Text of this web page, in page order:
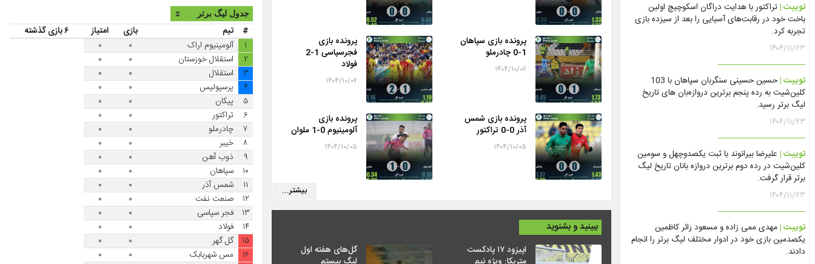
پرونده بازی سپاهان
1-0 چادرملو
۱۴۰۴/۱۰/۰۷
پرونده بازی
فجرسپاسی 1-2
فولاد
۱۴۰۴/۱۰/۰۷
پرونده بازی شمس
آذر 0-0 تراکتور
۱۴۰۴/۱۰/۰۵
پرونده بازی
آلومینیوم 0-1 ملوان
۱۴۰۴/۱۰/۰۵
بیشتر...
ببینید و بشنوید
اپیزود ۱۷ پادکست
متریکا: ویژه نیم
گل‌های هفته اول
لیگ بیستم
توییت |تراکتور با هدایت دراگان اسکوچیچ اولین
باخت خود در رقابت‌های آسیایی را بعد از سیزده بازی
تجربه کرد.
۱۴۰۴/۱۱/۲۳
توییت |
حسین حسینی سنگربان سپاهان با 103
کلین‌شیت به رده پنجم برترین دروازه‌بان های تاریخ
لیگ برتر رسید.
۱۴۰۴/۱۱/۲۳
توییت | علیرضا بیرانوند با ثبت یکصدوچهل و سومین
کلین‌شیت در رده دوم برترین دروازه بانان تاریخ لیگ
برتر قرار گرفت.
۱۴۰۴/۱۱/۲۳
توییت |مهدی ممی زاده و مسعود زائر کاظمین
یکصدمین بازی خود در ادوار مختلف لیگ برتر را انجام
دادند.
# تیم بازی امتیاز
۶ بازی گذشته
۱
آلومینیوم اراک ۰
۰
۲
استقلال خوزستان ۰
۰
۳
استقلال ۰
۰
۴
پرسپولیس ۰
۰
۵
پیکان ۰
۰
۶
تراکتور ۰
۰
۷
چادرملو ۰
۰
۸
خیبر ۰
۰
۹
ذوب آهن ۰
۰
۱۰
سپاهان ۰
۰
۱۱
شمس آذر ۰
۰
۱۲
صنعت نفت ۰
۰
۱۳
فجر سپاسی ۰
۰
۱۴
فولاد ۰
۰
۱۵
گل گهر ۰
۰
۱۶
مس شهربابک ۰
۰